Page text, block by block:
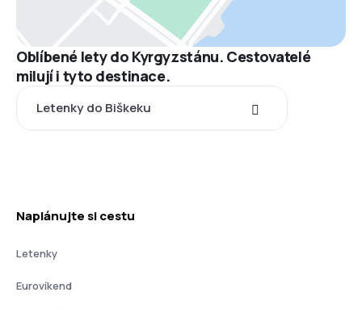
Oblíbené lety do Kyrgyzstánu. Cestovatelé
milují i tyto destinace.
Letenky do Biškeku
Naplánujte si cestu
Letenky
Eurovíkend